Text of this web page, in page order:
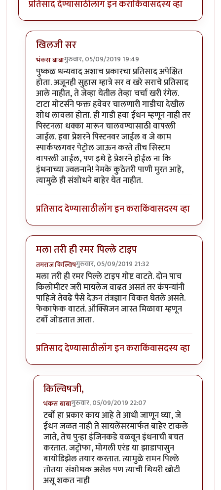
प्रतिसाद देण्यासाठीलॉग इन कराकिंवासदस्य व्हा
खिलजी सर
भंकस बाबागुरुवार, 05/09/2019 19:49
In reply toचांगला धागा आहे .. सकारत्मकbyखिलजि
पुष्कळ धन्यवाद अशाच प्रकारचा प्रतिसाद अपेक्षित
होता. अजूनही सुहास म्हात्रे सर व खरे सराचे प्रतिसाद
आले नाहीत, ते जेव्हा येतील तेव्हा चर्चा खरी रंगेल.
टाटा मोटर्सने फक्त हवेवर चालणारी गाडीचा देखील
शोध लावला होता. ही गाडी हवा ईंधन म्हणून नाही तर
पिस्टनला धक्का मारून चालवण्यासाठी वापरली
जाईल. हवा प्रेशरने पिस्टनवर जाईल व जे काम
स्पार्कप्लगवर पेट्रोल जाऊन करते तीच सिस्टम
वापरली जाईल, पण इथे हे प्रेशरने होईल ना कि
इंधनाच्या ज्वलनाने! नेमके कुठेतरी पाणी मुरत आहे,
त्यामुळे ही संशोधने बाहेर येत नाहीत.
प्रतिसाद देण्यासाठीलॉग इन कराकिंवासदस्य व्हा
मला तरी ही रमर पिल्ले टाइप
तमराज किल्विषगुरुवार, 05/09/2019 21:32
In reply toचांगला धागा आहे .. सकारत्मकbyखिलजि
मला तरी ही रमर पिल्ले टाइप गोष्ट वाटते. दोन पाच
किलोमीटर जरी मायलेज वाढत असतं तर कंपन्यांनी
पाहिजे तेवढे पैसे देऊन तंत्रज्ञान विकत घेतले असते.
फेकाफेक वाटतं. ऑक्सिजन जास्त मिळावा म्हणून
टर्बो जोडतात आता.
प्रतिसाद देण्यासाठीलॉग इन कराकिंवासदस्य व्हा
किल्विषजी,
भंकस बाबागुरुवार, 05/09/2019 22:07
In reply toमला तरी ही रमर पिल्ले टाइपbyतमराज
टर्बो हा प्रकार काय आहे ते आधी जाणून घ्या, जे
ईंधन जळत नाही ते सायलेंसरमार्फत बाहेर टाकले
जाते, तेच पुन्हा इंजिनकडे वळवून इंधनाची बचत
करतात. जट्रोफा, मोगली एरंड या झाडापासुन
बायोडिझेल तयार करतात. त्यामुळे रामन पिल्ले
तोतया संशोधक असेल पण त्याची थियरी खोटी
असू शकत नाही